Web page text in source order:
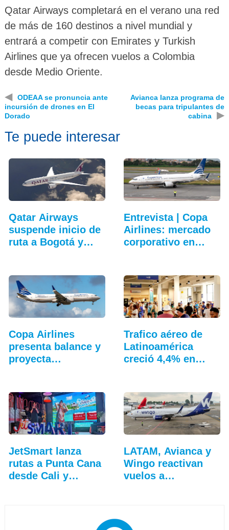
Qatar Airways completará en el verano una red
de más de 160 destinos a nivel mundial y
entrará a competir con Emirates y Turkish
Airlines que ya ofrecen vuelos a Colombia
desde Medio Oriente.
◀
ODEAA se pronuncia ante
incursión de drones en El
Dorado
Avianca lanza programa de
becas para tripulantes de
cabina
▶
Te puede interesar
Qatar Airways
suspende inicio de
ruta a Bogotá y
Entrevista | Copa
Airlines: mercado
corporativo en…
Copa Airlines
presenta balance y
proyecta
Trafico aéreo de
Latinoamérica
creció 4,4% en
JetSmart lanza
rutas a Punta Cana
desde Cali y
LATAM, Avianca y
Wingo reactivan
vuelos a